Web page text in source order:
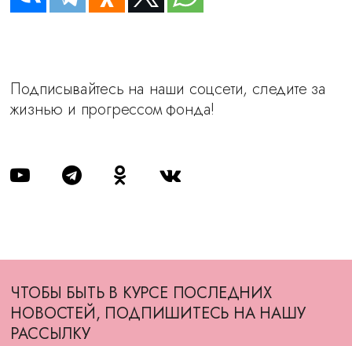
Подписывайтесь на наши соцсети, следите за
жизнью и прогрессом фонда!
ЧТОБЫ БЫТЬ В КУРСЕ ПОСЛЕДНИХ
НОВОСТЕЙ, ПОДПИШИТЕСЬ НА НАШУ
РАССЫЛКУ